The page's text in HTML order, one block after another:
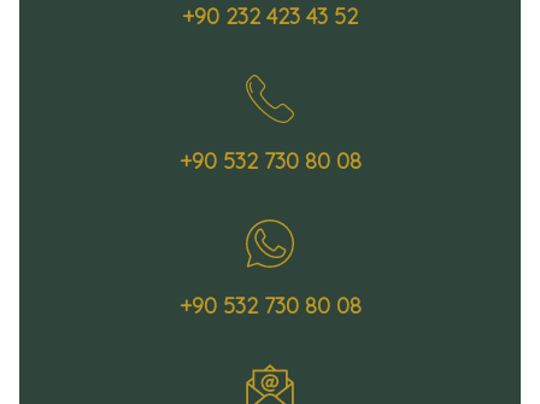
+90 232 423 43 52
+90 532 730 80 08
+90 532 730 80 08